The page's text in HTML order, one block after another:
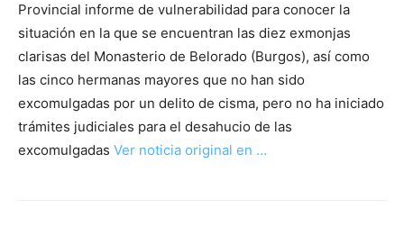
Provincial informe de vulnerabilidad para conocer la
situación en la que se encuentran las diez exmonjas
clarisas del Monasterio de Belorado (Burgos), así como
las cinco hermanas mayores que no han sido
excomulgadas por un delito de cisma, pero no ha iniciado
trámites judiciales para el desahucio de las
excomulgadas Ver noticia original en …